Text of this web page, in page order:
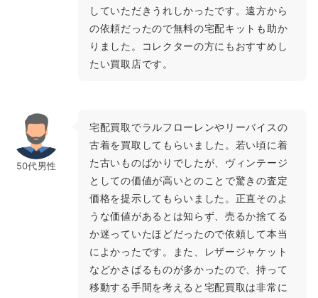
していただきうれしかったです。遠方から
の依頼だったので無料の宅配キットも助か
りました。コレクターの方にもおすすめし
たい買取店です。
50代男性
宅配買取でラルフローレンやリーバイスの
古着を買取してもらいました。若い頃に着
た古いものばかりでしたが、ヴィンテージ
としての価値が高いとのことで驚きの査定
価格を提示してもらいました。正直そのよ
うな価値があるとは知らず、売るか捨てる
か迷っていたほどだったので依頼して本当
によかったです。また、レザージャケット
などかさばるものが多かったので、持って
移動する手間を考えると宅配買取は非常に